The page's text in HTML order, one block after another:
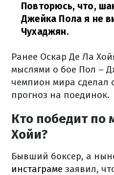
Повторюсь, что,
Джейка Пола я не
Чухаджян.
Ранее Оскар Де Ла
мыслями о бое Пол –
чемпион мира сделал
прогноз на поединок.
Кто победит
Хойи?
Бывший боксер, а
инстаграме заявил,